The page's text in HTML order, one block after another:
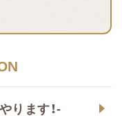
ります！-